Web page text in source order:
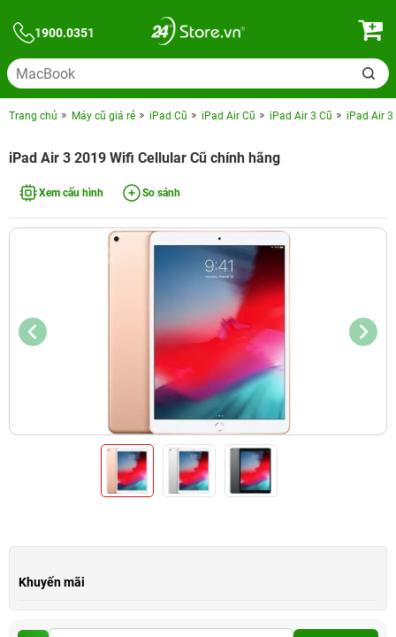
1900.0351
Trang chủ Máy cũ giá rẻ iPad Cũ iPad Air Cũ iPad Air 3 Cũ iPad Air
iPad Air 3 2019 Wifi Cellular Cũ chính hãng
Xem cấu hình So sánh
Khuyến mãi